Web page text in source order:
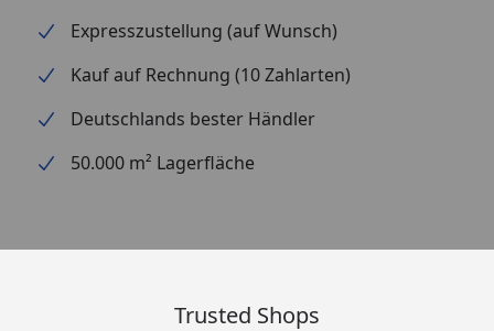
Expresszustellung (auf Wunsch)
Kauf auf Rechnung (10 Zahlarten)
Deutschlands bester Händler
50.000 m² Lagerfläche
Trusted Shops